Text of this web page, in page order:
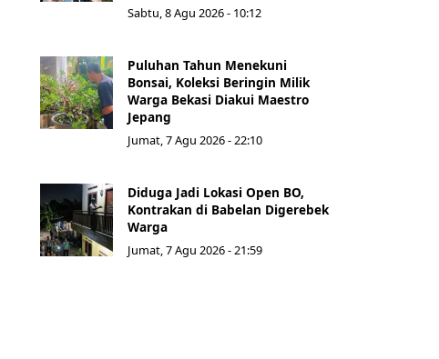
Sabtu, 8 Agu 2026 - 10:12
Puluhan Tahun Menekuni
Bonsai, Koleksi Beringin Milik
Warga Bekasi Diakui Maestro
Jepang
Jumat, 7 Agu 2026 - 22:10
Diduga Jadi Lokasi Open BO,
Kontrakan di Babelan Digerebek
Warga
Jumat, 7 Agu 2026 - 21:59